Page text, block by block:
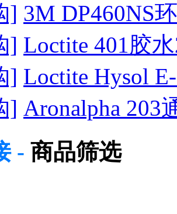
] 3M DP460NS
] Loctite 401胶
] Loctite Hysol
] Aronalpha 203
- 商品筛选